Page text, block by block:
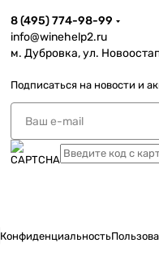
8 (495) 774-98-99
info@winehelp2.ru
м. Дубровка, ул.
Подписаться на новости и
Конфиденциальность